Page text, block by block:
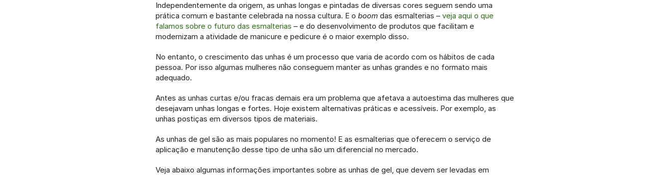
Independentemente da origem, as unhas longas e pintadas de diversas cores seguem sendo uma
prática comum e bastante celebrada na nossa cultura. E o boom das esmalterias – veja aqui o que
falamos sobre o futuro das esmalterias – e do desenvolvimento de produtos que facilitam e
modernizam a atividade de manicure e pedicure é o maior exemplo disso.
No entanto, o crescimento das unhas é um processo que varia de acordo com os hábitos de cada
pessoa. Por isso algumas mulheres não conseguem manter as unhas grandes e no formato mais
adequado.
Antes as unhas curtas e/ou fracas demais era um problema que afetava a autoestima das mulheres que
desejavam unhas longas e fortes. Hoje existem alternativas práticas e acessíveis. Por exemplo, as
unhas postiças em diversos tipos de materiais.
As unhas de gel são as mais populares no momento! E as esmalterias que oferecem o serviço de
aplicação e manutenção desse tipo de unha são um diferencial no mercado.
Veja abaixo algumas informações importantes sobre as unhas de gel, que devem ser levadas em